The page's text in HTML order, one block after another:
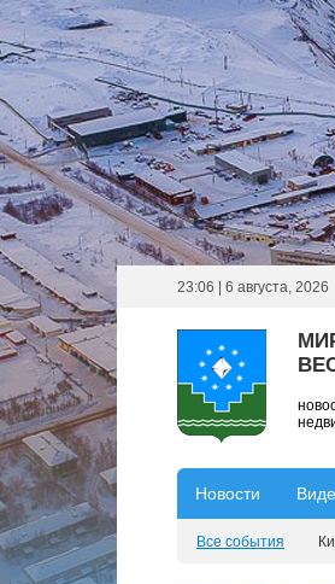
23:06 | 6 августа, 2026
Новости
Все события